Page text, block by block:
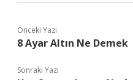
Önceki Yazı
8 Ayar Altın Ne Demek
Sonraki Yazı